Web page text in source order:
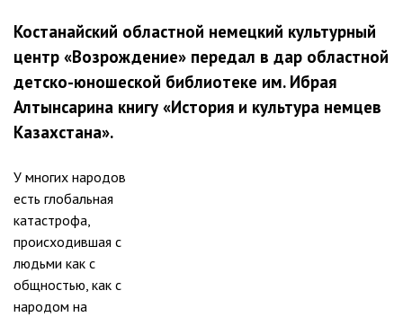
Костанайский областной немецкий культурный
центр «Возрождение» передал в дар областной
детско-юношеской библиотеке им. Ибрая
Алтынсарина книгу «История и культура немцев
Казахстана».
У многих народов
есть глобальная
катастрофа,
происходившая с
людьми как с
общностью, как с
народом на